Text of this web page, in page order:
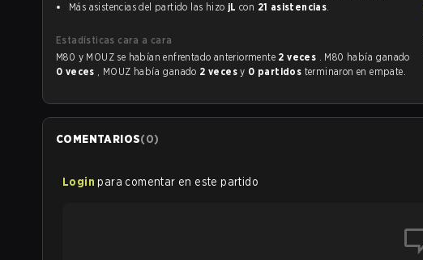
Más asistencias del partido las hizo jL con 21 asistencias.
Estadísticas cara a cara
M80 y MOUZ se habían enfrentado anteriormente 2 veces . M80 había ganado
0 veces , MOUZ había ganado 2 vecesy 0 partidos terminaron en empate.
COMENTARIOS(0)
Login para comentar en este partido